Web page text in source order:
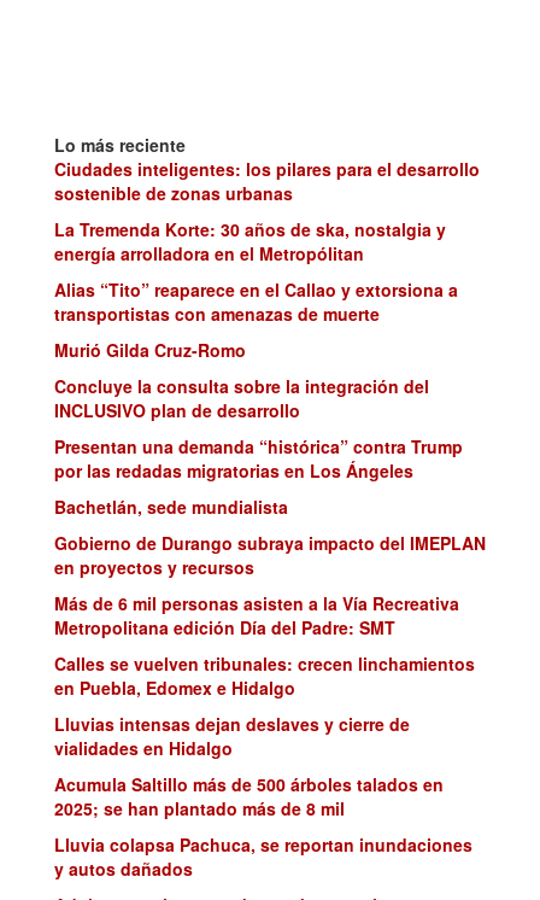
Lo más reciente
Ciudades inteligentes: los pilares para el desarrollo
sostenible de zonas urbanas
La Tremenda Korte: 30 años de ska, nostalgia y
energía arrolladora en el Metropólitan
Alias “Tito” reaparece en el Callao y extorsiona a
transportistas con amenazas de muerte
Murió Gilda Cruz-Romo
Concluye la consulta sobre la integración del
INCLUSIVO plan de desarrollo
Presentan una demanda “histórica” contra Trump
por las redadas migratorias en Los Ángeles
Bachetlán, sede mundialista
Gobierno de Durango subraya impacto del IMEPLAN
en proyectos y recursos
Más de 6 mil personas asisten a la Vía Recreativa
Metropolitana edición Día del Padre: SMT
Calles se vuelven tribunales: crecen linchamientos
en Puebla, Edomex e Hidalgo
Lluvias intensas dejan deslaves y cierre de
vialidades en Hidalgo
Acumula Saltillo más de 500 árboles talados en
2025; se han plantado más de 8 mil
Lluvia colapsa Pachuca, se reportan inundaciones
y autos dañados